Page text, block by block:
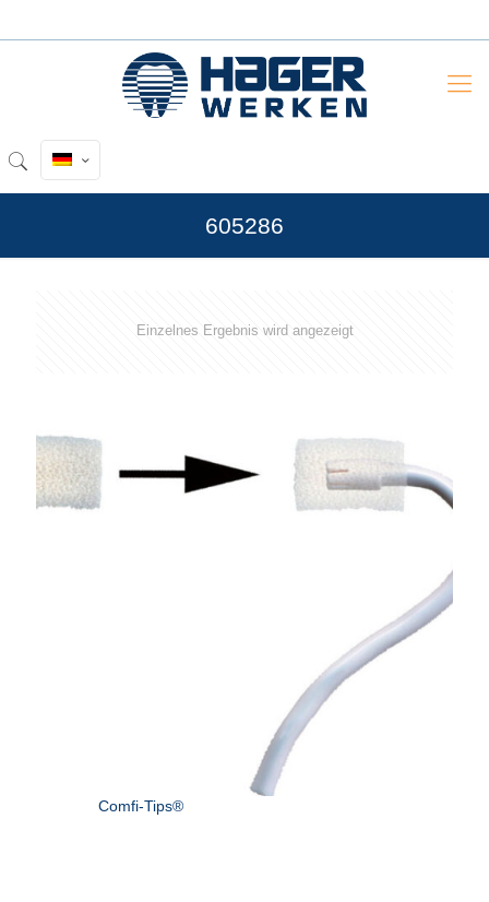
605286
Einzelnes Ergebnis wird angezeigt
Comfi-Tips®